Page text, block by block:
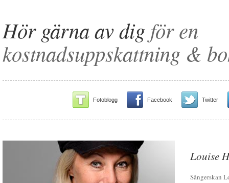
Hör gärna av dig för en
kostnadsuppskattning &
Fotoblogg Facebook Twitter
Louise
Sångerskan